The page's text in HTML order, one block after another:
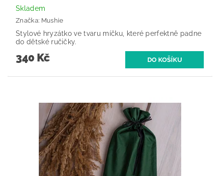
Skladem
Značka: Mushie
Stylové hryzátko ve tvaru míčku, které perfektně padne
do dětské ručičky.
340 Kč